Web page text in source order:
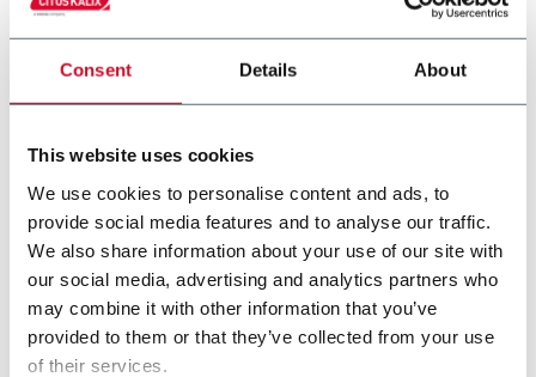
Consent Details About
This website uses cookies
We use cookies to personalise content and ads, to
provide social media features and to analyse our traffic.
We also share information about your use of our site with
our social media, advertising and analytics partners who
may combine it with other information that you’ve
provided to them or that they’ve collected from your use
of their services.
KP600 EVO
Etuyeuse automatique horizontale (60 ppm)
En savoir plus